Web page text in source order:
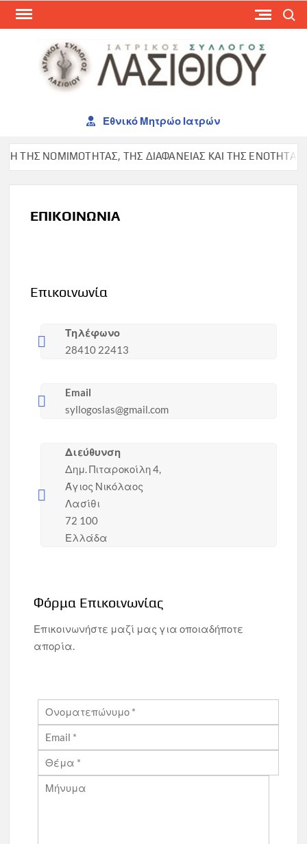
Skip
Εθνικό Μητρώο Ιατρών
ΝΟΜΙΜΟΤΗΤΑΣ, ΤΗΣ ΔΙΑΦΑΝΕΙΑΣ ΚΑΙ ΤΗΣ ΕΝΟΤΗΤΑΣ
ΕΠΙΚΟΙΝΩΝΙΑ
Επικοινωνία
Τηλέφωνο
28410 22413
Email
syllogoslas@gmail.com
Διεύθυνση
Δημ. Πιταροκοίλη 4,
Άγιος Νικόλαος
Λασίθι
72 100
Ελλάδα
Φόρμα Επικοινωνίας
Επικοινωνήστε μαζί μας για οποιαδήποτε
απορία.